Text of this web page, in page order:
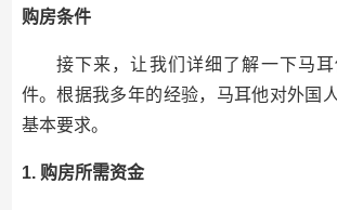
购房条件
接下来，让我们详细了解一下马
件。根据我多年的经验，马耳他对外国
基本要求。
1. 购房所需资金